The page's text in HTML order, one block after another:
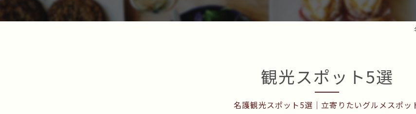
観光スポット5選
名護観光スポット5選｜立寄りたいグルメスポッ